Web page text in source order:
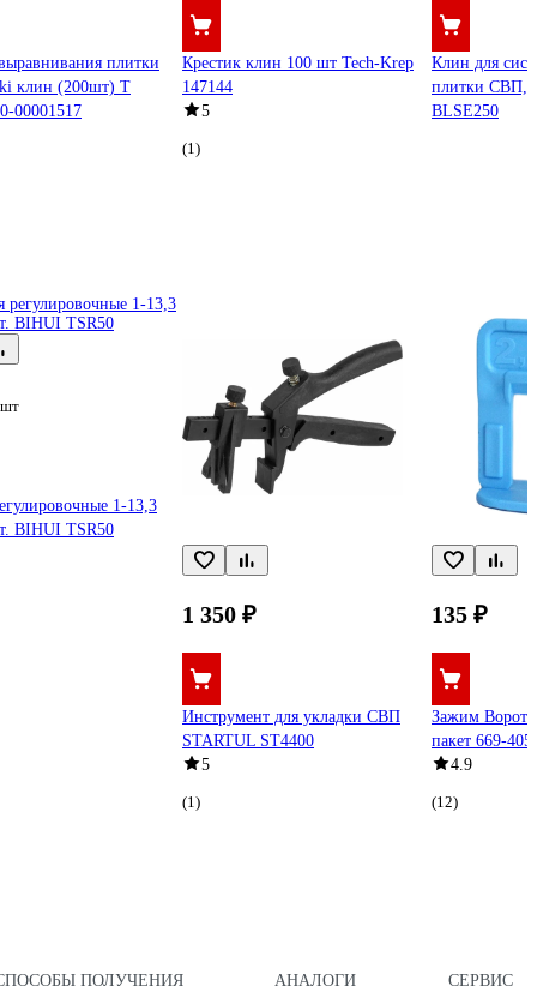
плитки
клин (200шт) Т
00001517
Крестик клин 100 шт Tech-Krep
147144
5
(1)
Клин для
плитки СВП,
BLSE250
1-13,3
BIHUI TSR50
1 350 ₽
Инструмент для укладки СВП
STARTUL ST4400
5
(1)
135 ₽
Зажим
пакет 669-
4.9
(12)
ПОЛУЧЕНИЯ АНАЛОГИ СЕРВИС